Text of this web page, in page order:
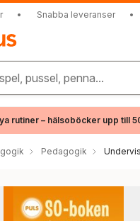
• Snabba leveranser •
pussel, penna...
rutiner – hälsoböcker upp till
Pedagogik